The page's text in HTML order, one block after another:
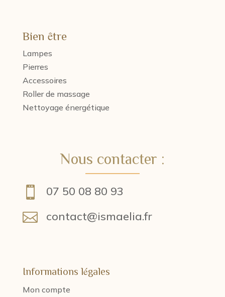
Bien être
Lampes
Pierres
Accessoires
Roller de massage
Nettoyage énergétique
Nous contacter :
 07 50 08 80 93
 contact@ismaelia.fr
Informations légales
Mon compte